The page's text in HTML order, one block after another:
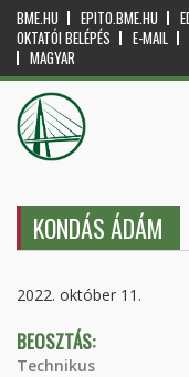
BME.HU EPITO.BME.HU
OKTATÓI BELÉPÉS
E-MAIL
MAGYAR
KONDÁS ÁDÁM
2022. október 11.
BEOSZTÁS:
Technikus